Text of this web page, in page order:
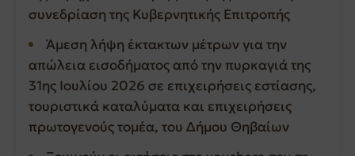
συνεδρίαση της Κυβερνητικής Επιτροπής
Άμεση λήψη έκτακτων μέτρων για την
απώλεια εισοδήματος από την πυρκαγιά της
31ης Ιουλίου 2026 σε επιχειρήσεις εστίασης,
τουριστικά καταλύματα και επιχειρήσεις
πρωτογενούς τομέα, του Δήμου Θηβαίων